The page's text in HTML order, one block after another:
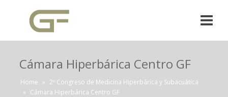
Cámara Hiperbárica Centro GF
Home » 2º Congreso de Medicina Hiperbárica y Subacuática
» Cámara Hiperbárica Centro GF